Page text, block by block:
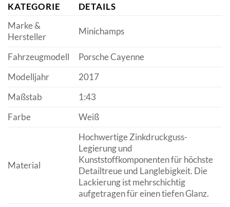
KATEGORIE
DETAILS
Marke &
Hersteller
Minichamps
Fahrzeugmodell
Porsche Cayenne
Modelljahr
2017
Maßstab
1:43
Farbe
Weiß
Material
Hochwertige Zinkdruckguss-
Legierung und
Kunststoffkomponenten für höchste
Detailtreue und Langlebigkeit. Die
Lackierung ist mehrschichtig
aufgetragen für einen tiefen Glanz.